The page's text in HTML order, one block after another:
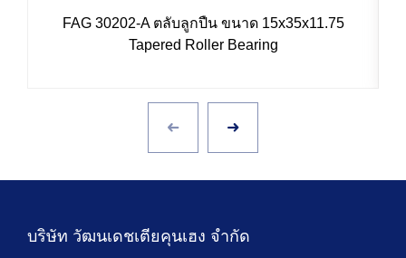
FAG 30202-A ตลับลูกปืน ขนาด 15x35x11.75
Tapered Roller Bearing
บริษัท วัฒนเดชเตียคุนเฮง จำกัด